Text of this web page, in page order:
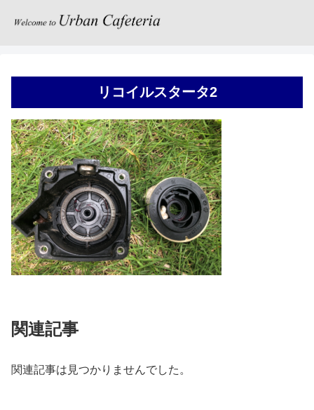
リコイルスタータ2
関連記事
関連記事は見つかりませんでした。